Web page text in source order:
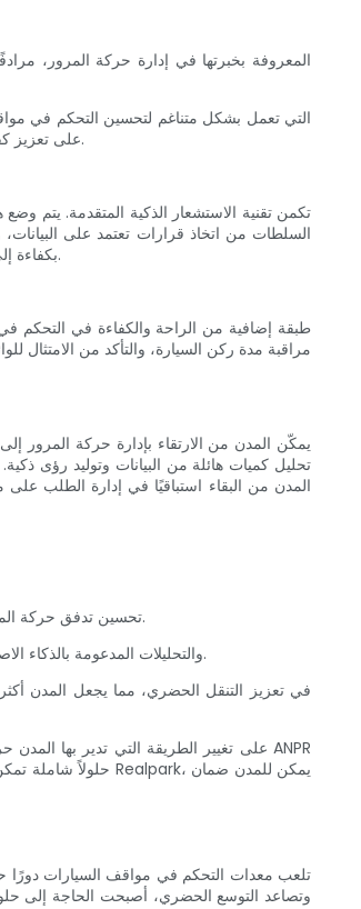
وباستخدام هذه الأدوات المبتكرة، تعمل Realpark على تعزيز كفاءة إدارة مواقف السيارات، مما يؤدي إلى تقليل الازدحام وتحسين تدفق حركة المرور وتعزيز التنقل الحضري بشكل عام.
بكفاءة إلى الأماكن المتاحة. ويتم نقل هذه المعلومات في الوقت الفعلي إلى السائقين من خلال تطبيقات الهاتف المحمول واللافتات الإلكترونية، مما يسهل تجربة ركن السيارة بسلاسة.
1. تحسين تدفق حركة المرور: تضمن البيانات في الوقت الفعلي حول توفر أماكن ركن السيارات بالإضافة إلى التخصيص الأمثل توجيه السائقين بكفاءة، مما يقلل الازدحام ويعزز تدفق حركة المرور.
2. تبسيط إنفاذ مواقف السيارات: تعمل أنظمة ANPR والتحليلات المدعومة بالذكاء الاصطناعي على تبسيط عملية مراقبة وإنفاذ قواعد مواقف السيارات، مما يسمح للسلطات بالتركيز على المهام الأكثر أهمية.
تلعب معدات التحكم في مواقف السيارات دورًا
وتصاعد التوسع الحضري، أصبحت الحاجة إلى